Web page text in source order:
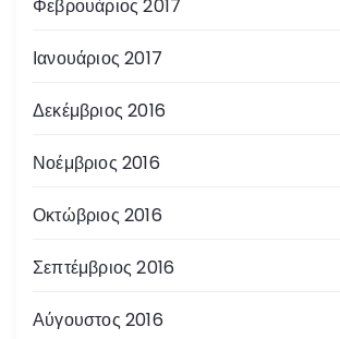
Φεβρουάριος 2017
Ιανουάριος 2017
Δεκέμβριος 2016
Νοέμβριος 2016
Οκτώβριος 2016
Σεπτέμβριος 2016
Αύγουστος 2016